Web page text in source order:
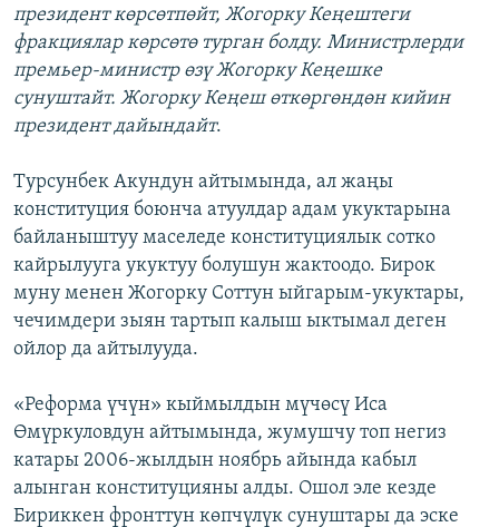
президент көрсөтпөйт, Жогорку Кеңештеги
фракциялар көрсөтө турган болду. Министрлерди
премьер-министр өзү Жогорку Кеңешке
сунуштайт. Жогорку Кеңеш өткөргөндөн кийин
президент дайындайт.
Турсунбек Акундун айтымында, ал жаңы
конституция боюнча атуулдар адам укуктарына
байланыштуу маселеде конституциялык сотко
кайрылууга укуктуу болушун жактоодо. Бирок
муну менен Жогорку Соттун ыйгарым-укуктары,
чечимдери зыян тартып калыш ыктымал деген
ойлор да айтылууда.
«Реформа үчүн» кыймылдын мүчөсү Иса
Өмүркуловдун айтымында, жумушчу топ негиз
катары 2006-жылдын ноябрь айында кабыл
алынган конституцияны алды. Ошол эле кезде
Бириккен фронттун көпчүлүк сунуштары да эске